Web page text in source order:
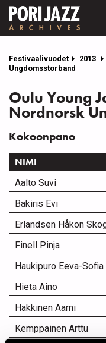
Festivaalivuodet 2013
Ungdomsstorband
Oulu Young
Nordnorsk
Kokoonpano
NIMI
Aalto Suvi
Bakiris Evi
Erlandsen Håkon
Finell Pinja
Haukipuro Eeva-Sofia
Hieta Aino
Häkkinen Aarni
Kemppainen Arttu